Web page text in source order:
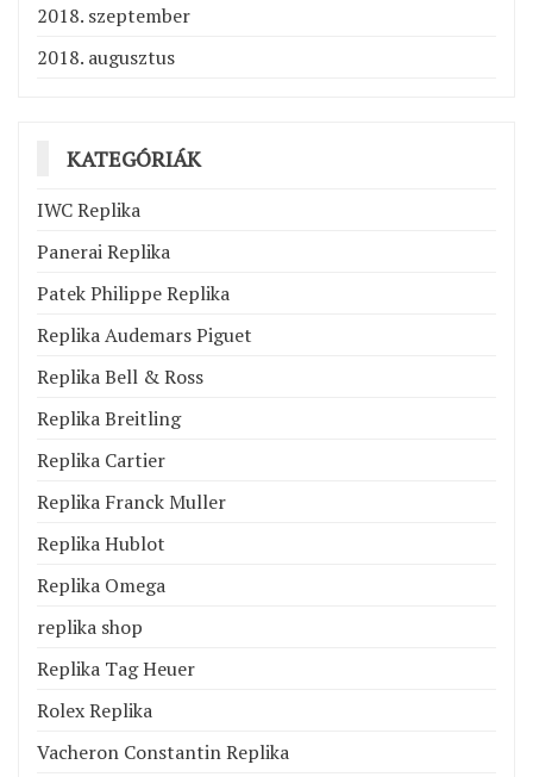
2018. szeptember
2018. augusztus
KATEGÓRIÁK
IWC Replika
Panerai Replika
Patek Philippe Replika
Replika Audemars Piguet
Replika Bell & Ross
Replika Breitling
Replika Cartier
Replika Franck Muller
Replika Hublot
Replika Omega
replika shop
Replika Tag Heuer
Rolex Replika
Vacheron Constantin Replika